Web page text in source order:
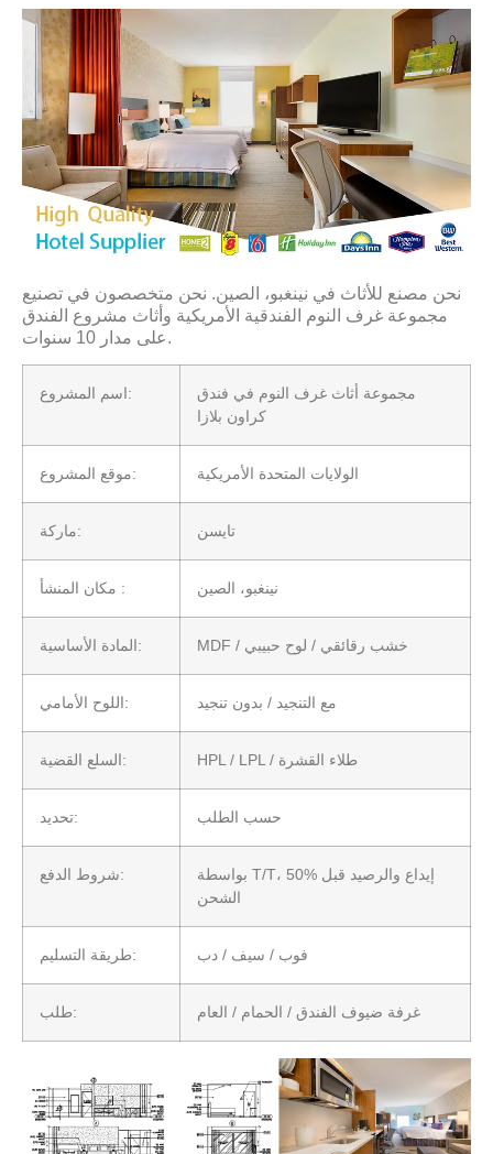
نحن مصنع للأثاث في نينغبو، الصين. نحن متخصصون في تصنيع
مجموعة غرف النوم الفندقية الأمريكية وأثاث مشروع الفندق
على مدار 10 سنوات.
اسم المشروع:
مجموعة أثاث غرف النوم في فندق
كراون بلازا
موقع المشروع: الولايات المتحدة الأمريكية
ماركة: تايسن
مكان المنشأ : نينغبو، الصين
المادة الأساسية: MDF / خشب رقائقي / لوح حبيبي
اللوح الأمامي: مع التنجيد / بدون تنجيد
السلع القضية: HPL / LPL / طلاء القشرة
تحديد: حسب الطلب
شروط الدفع:
بواسطة T/T، 50% إيداع والرصيد قبل
الشحن
طريقة التسليم: فوب / سيف / دب
طلب: غرفة ضيوف الفندق / الحمام / العام